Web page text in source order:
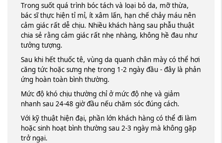
Trong suốt quá trình bóc tách và loại bỏ da, mỡ thừa,
bác sĩ thực hiện tỉ mỉ, ít xâm lấn, hạn chế chảy máu nên
cảm giác rất dễ chịu. Nhiều khách hàng sau phẫu thuật
chia sẻ rằng cảm giác rất nhẹ nhàng, không hề đau như
tưởng tượng.
Sau khi hết thuốc tê, vùng da quanh chân mày có thể hơi
căng tức hoặc sưng nhẹ trong 1-2 ngày đầu - đây là phản
ứng hoàn toàn bình thường.
Mức độ khó chịu thường chỉ ở mức độ nhẹ và giảm
nhanh sau 24-48 giờ đầu nếu chăm sóc đúng cách.
Với kỹ thuật hiện đại, phần lớn khách hàng có thể đi làm
hoặc sinh hoạt bình thường sau 2-3 ngày mà không gặp
trở ngại.